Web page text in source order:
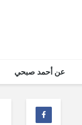
عن أحمد صبحي